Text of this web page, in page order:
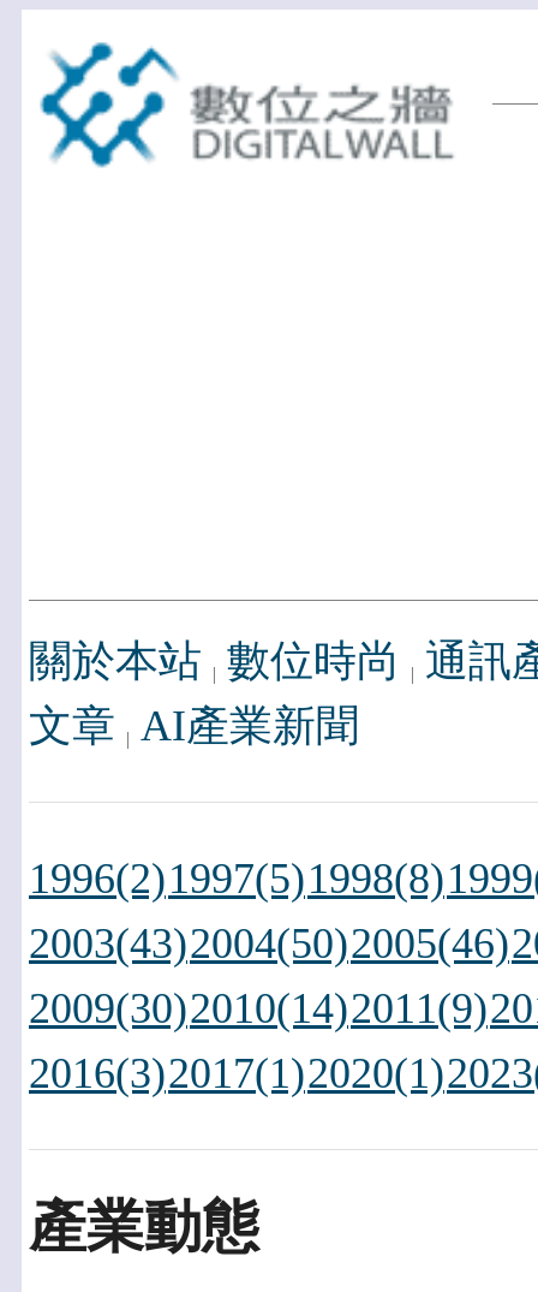
關於本站 數位時尚
通訊
文章 AI產業新聞
1996(2)1997(5)1998(8)
2003(43)2004(50)2005(46)
2009(30)2010(14)2011(9)
2016(3)2017(1)2020(1)
產業動態